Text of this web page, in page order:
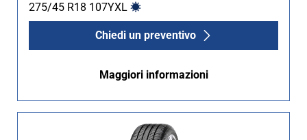
275/45 R18 107YXL
Chiedi un preventivo
Maggiori informazioni